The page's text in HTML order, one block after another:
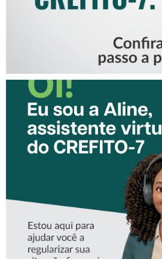
CONHEÇA A
ASSISTENTE